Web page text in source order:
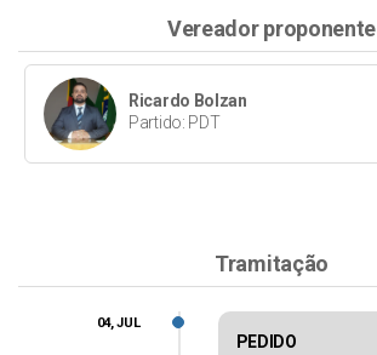
Vereador proponente
Ricardo Bolzan
Partido: PDT
Tramitação
PEDIDO
04, JUL